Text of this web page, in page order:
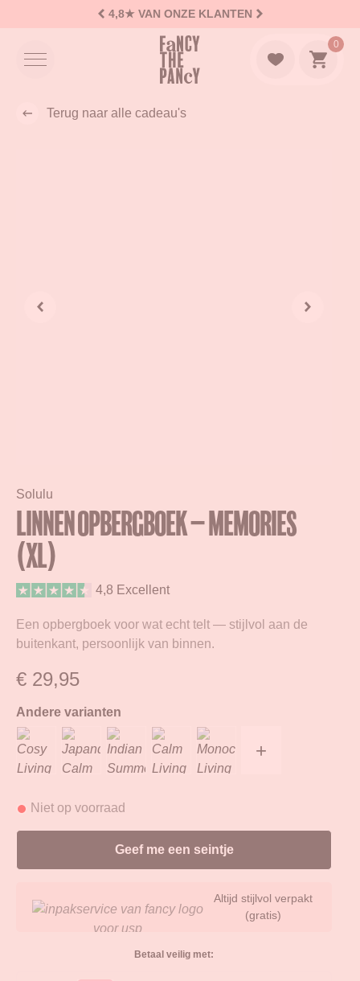
4,8★ VAN ONZE KLANTEN
0
Naar
Terug naar alle cadeau's
Solulu
Linnen Opbergboek – Memories
(XL)
4,8 Excellent
Een opbergboek voor wat echt telt — stijlvol aan de
buitenkant, persoonlijk van binnen.
€ 29,95
Andere varianten
+
Niet op voorraad
Altijd stijlvol verpakt
(gratis)
Betaal veilig met: